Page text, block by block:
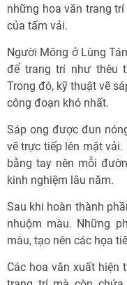
những hoa văn trang
của tấm vải.
Người Mông ở Lùng
để trang trí như thêu
Trong đó, kỹ thuật vẽ
công đoạn khó nhất.
Sáp ong được đun
vẽ trực tiếp lên mặt
bằng tay nên mỗi
kinh nghiệm lâu năm.
Sau khi hoàn thành
nhuộm màu. Những
màu, tạo nên các họa
Các hoa văn xuất hiện